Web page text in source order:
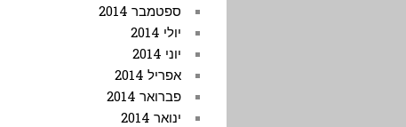
ספטמבר 2014
יולי 2014
יוני 2014
אפריל 2014
פברואר 2014
ינואר 2014